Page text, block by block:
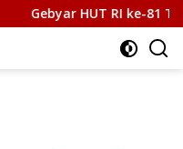
Gebyar HUT RI ke-81 Tahun